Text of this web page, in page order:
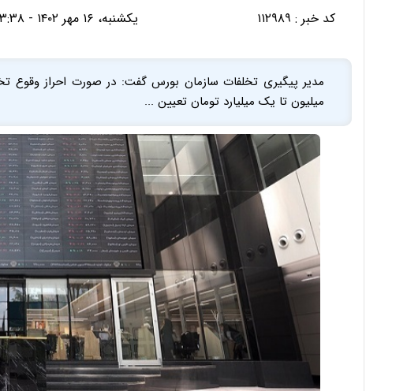
کد خبر : ۱۱۲۹۸۹ یکشنبه، ۱۶ مهر ۱۴۰۲ - ۱۰:۰۳:۳۸
میلیون تا یک میلیارد تومان تعیین ...